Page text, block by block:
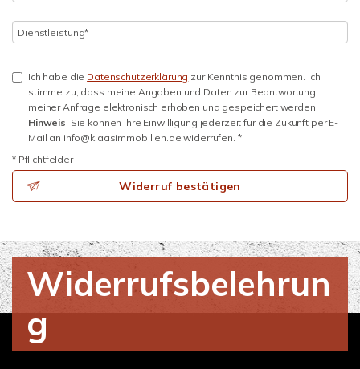
Ich habe die Datenschutzerklärung zur Kenntnis genommen. Ich
stimme zu, dass meine Angaben und Daten zur Beantwortung
meiner Anfrage elektronisch erhoben und gespeichert werden.
Hinweis: Sie können Ihre Einwilligung jederzeit für die Zukunft per E-
Mail an info@klaasimmobilien.de widerrufen. *
* Pflichtfelder
Widerruf bestätigen
Widerrufsbelehrun
g